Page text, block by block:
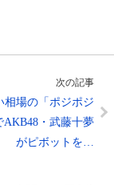
次の記事
相場の「ポジポジ
AKB48・武藤十夢
がピボットを…